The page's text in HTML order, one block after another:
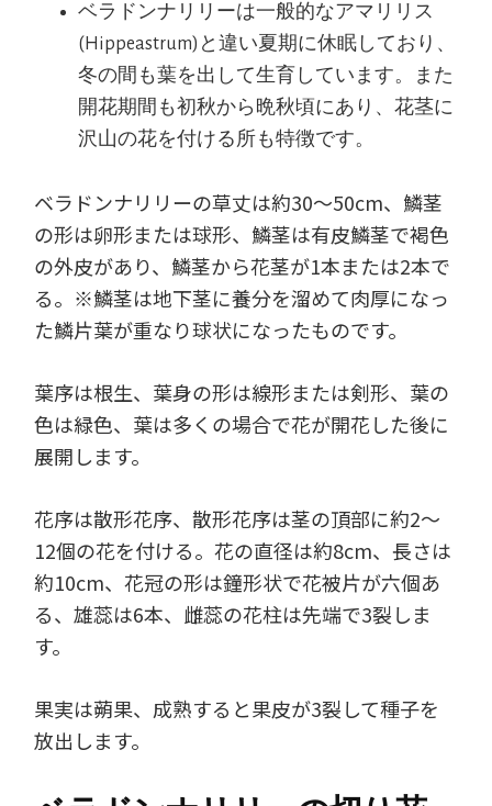
ベラドンナリリーは一般的なアマリリス
(Hippeastrum)と違い夏期に休眠しており、
冬の間も葉を出して生育しています。また
開花期間も初秋から晩秋頃にあり、花茎に
沢山の花を付ける所も特徴です。
ベラドンナリリーの草丈は約30～50cm、鱗茎
の形は卵形または球形、鱗茎は有皮鱗茎で褐色
の外皮があり、鱗茎から花茎が1本または2本で
る。※鱗茎は地下茎に養分を溜めて肉厚になっ
た鱗片葉が重なり球状になったものです。
葉序は根生、葉身の形は線形または剣形、葉の
色は緑色、葉は多くの場合で花が開花した後に
展開します。
花序は散形花序、散形花序は茎の頂部に約2～
12個の花を付ける。花の直径は約8cm、長さは
約10cm、花冠の形は鐘形状で花被片が六個あ
る、雄蕊は6本、雌蕊の花柱は先端で3裂しま
す。
果実は蒴果、成熟すると果皮が3裂して種子を
放出します。